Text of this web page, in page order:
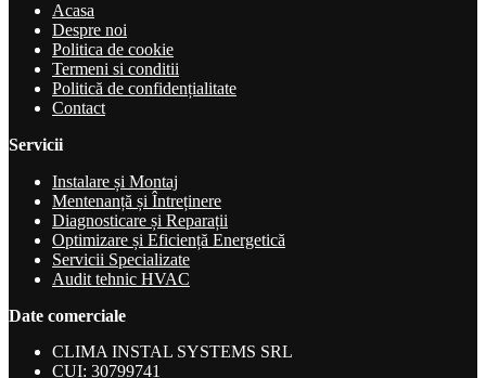
Acasa
Despre noi
Politica de cookie
Termeni si conditii
Politică de confidențialitate
Contact
Servicii
Instalare și Montaj
Mentenanță și Întreținere
Diagnosticare și Reparații
Optimizare și Eficiență Energetică
Servicii Specializate
Audit tehnic HVAC
Date comerciale
CLIMA INSTAL SYSTEMS SRL
CUI: 30799741